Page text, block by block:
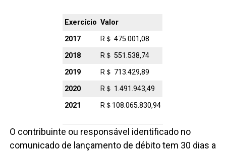
Exercício Valor
2017
R＄ 475.001,08
2018
R＄ 551.538,74
2019
R＄ 713.429,89
2020
R＄ 1.491.943,49
2021
R＄108.065.830,94
O contribuinte ou responsável identificado no
comunicado de lançamento de débito tem 30 dias a